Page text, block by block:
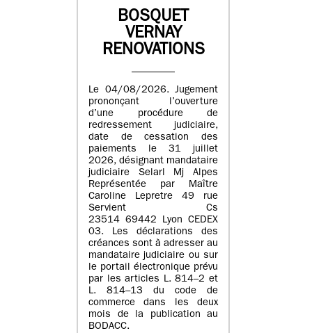
BOSQUET
VERNAY
RENOVATIONS
Le 04/08/2026. Jugement
prononçant l’ouverture
d’une procédure de
redressement judiciaire,
date de cessation des
paiements le 31 juillet
2026, désignant mandataire
judiciaire Selarl Mj Alpes
Représentée par Maître
Caroline Lepretre 49 rue
Servient Cs
23514 69442 Lyon CEDEX
03. Les déclarations des
créances sont à adresser au
mandataire judiciaire ou sur
le portail électronique prévu
par les articles L. 814–2 et
L. 814–13 du code de
commerce dans les deux
mois de la publication au
BODACC.